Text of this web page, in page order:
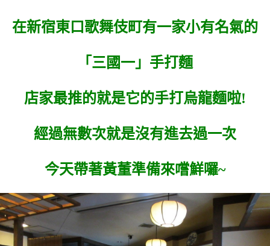
在新宿東口歌舞伎町有一家小有名氣的
「三國一」手打麵
店家最推的就是它的手打烏龍麵啦!
經過無數次就是沒有進去過一次
今天帶著黃董準備來嚐鮮囉~